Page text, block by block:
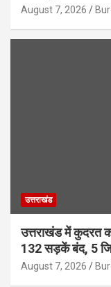
August 7, 2026
उत्तराखंड
उत्तराखंड में कुदरत
132 सड़कें बंद, 5
August 7, 2026